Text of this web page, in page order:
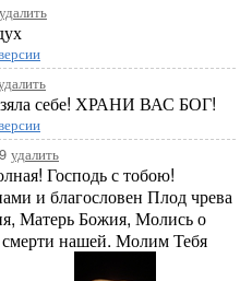
удалить
себе! ХРАНИ ВАС БОГ!
удалить
Господь с тобою!
и благословен Плод чрева
Матерь Божия, Молись о
нашей. Молим Тебя